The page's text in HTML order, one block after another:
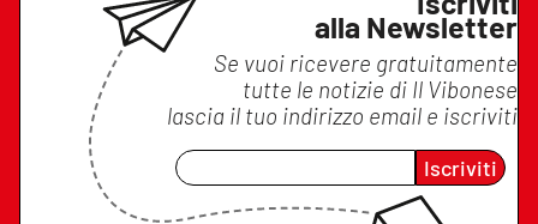
alla Newsletter
Se vuoi ricevere gratuitamente
tutte le notizie di Il Vibonese
lascia il tuo indirizzo email e iscriviti
Iscriviti